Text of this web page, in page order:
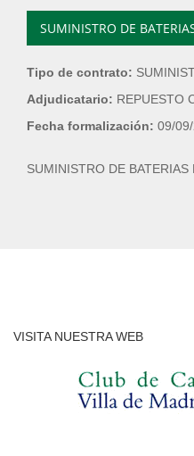
SUMINISTRO DE
Tipo de contrato:
Adjudicatario: REPUESTO
Fecha formalización: 09/
SUMINISTRO DE BATERIAS
VISITA NUESTRA WEB